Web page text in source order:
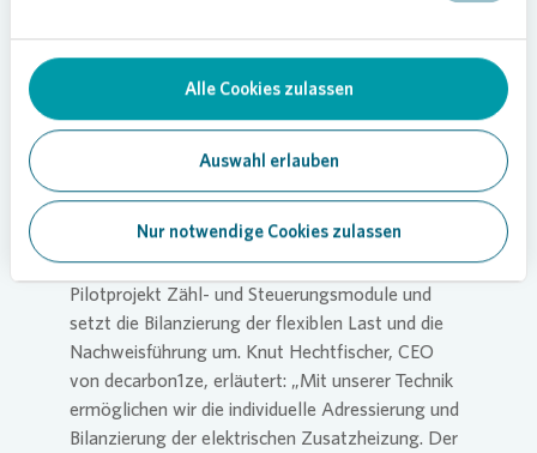
Alle Cookies zulassen
Auswahl erlauben
Nur notwendige Cookies zulassen
Norden Deutschlands. Rund 9,7 TWh flexibler
1,7 Millionen Mehrfamilienhäusern durch
Stromzusatzheizungen entstehen.
entsprechend der gesetzlichen Anforderungen für
„Nutzen satt Abregeln“ aktiviert werden,
installiert decarbon1ze beim gemeinsamen
Pilotprojekt Zähl- und Steuerungsmodule und
setzt die Bilanzierung der flexiblen Last und die
Nachweisführung um. Knut Hechtfischer, CEO
von decarbon1ze, erläutert: „Mit unserer Technik
ermöglichen wir die individuelle Adressierung und
Bilanzierung der elektrischen Zusatzheizung. Der